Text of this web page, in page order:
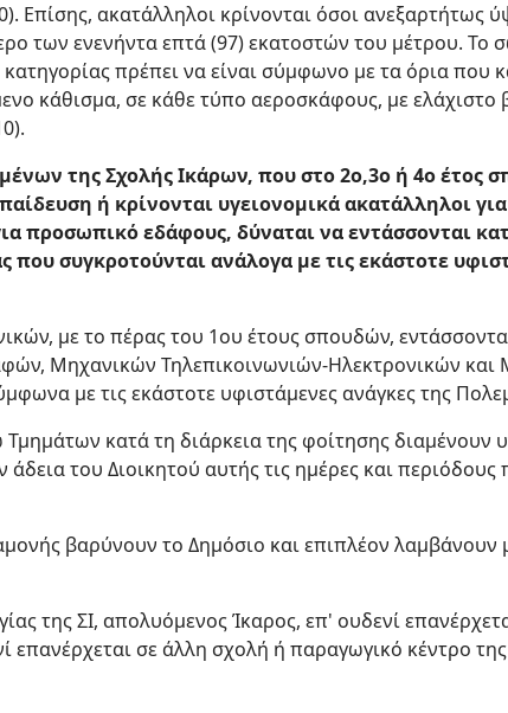
Επίσης, ακατάλληλοι κρίνονται όσοι ανεξαρτήτως
των ενενήντα επτά (97) εκατοστών του μέτρου. Το
πρέπει να είναι σύμφωνο με τα όρια που
κάθισμα, σε κάθε τύπο αεροσκάφους, με ελάχιστο
της Σχολής Ικάρων, που στο 2ο,3ο ή 4ο έτος
ή κρίνονται υγειονομικά ακατάλληλοι
προσωπικό εδάφους, δύναται να εντάσσονται
συγκροτούνται ανάλογα με τις εκάστοτε
με το πέρας του 1ου έτους σπουδών,
Μηχανικών Τηλεπικοινωνιών-Ηλεκτρονικών και
με τις εκάστοτε υφιστάμενες ανάγκες της
κατά τη διάρκεια της φοίτησης διαμένουν
άδεια του Διοικητού αυτής τις ημέρες και
βαρύνουν το Δημόσιο και επιπλέον λαμβάνουν
της ΣΙ, απολυόμενος Ίκαρος, επ' ουδενί
επανέρχεται σε άλλη σχολή ή παραγωγικό κέντρο